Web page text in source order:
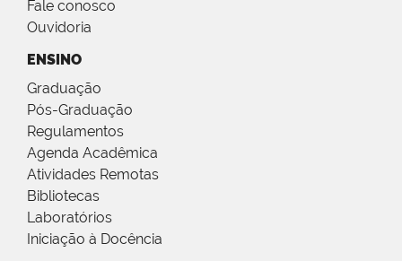
Fale conosco
Ouvidoria
ENSINO
Graduação
Pós-Graduação
Regulamentos
Agenda Acadêmica
Atividades Remotas
Bibliotecas
Laboratórios
Iniciação à Docência